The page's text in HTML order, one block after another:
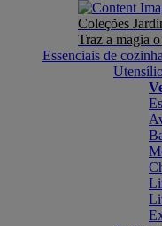
Coleções
Traz a magia
Essenciais de cozinha